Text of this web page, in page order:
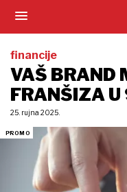
financije
VAŠ BRAND
FRANŠIZA
25. rujna 2025.